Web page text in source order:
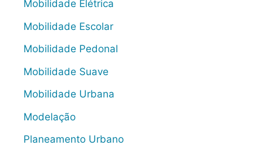
Mobilidade Elétrica
Mobilidade Escolar
Mobilidade Pedonal
Mobilidade Suave
Mobilidade Urbana
Modelação
Planeamento Urbano